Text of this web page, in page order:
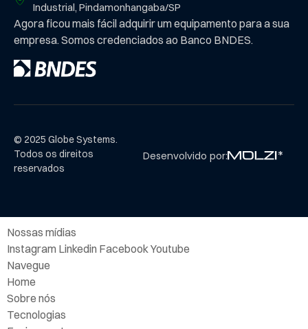
Industrial, Pindamonhangaba/SP
Agora ficou mais fácil adquirir um equipamento para a sua
empresa. Somos credenciados ao Banco BNDES.
© 2025 Globe Systems.
Todos os direitos
reservados
Desenvolvido por:
Nossas mídias
Instagram Linkedin Facebook Youtube
Navegue
Home
Sobre nós
Tecnologias